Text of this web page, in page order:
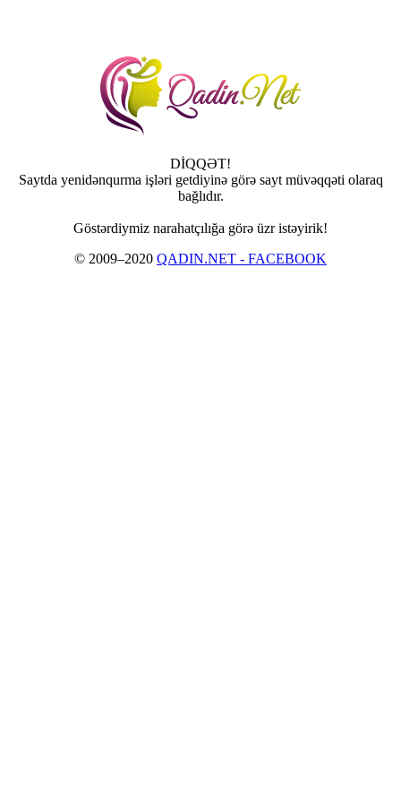
DİQQƏT!
Saytda yenidənqurma işləri getdiyinə görə sayt müvəqqəti olaraq
bağlıdır.
Göstərdiymiz narahatçılığa görə üzr istəyirik!
© 2009–2020 QADIN.NET - FACEBOOK